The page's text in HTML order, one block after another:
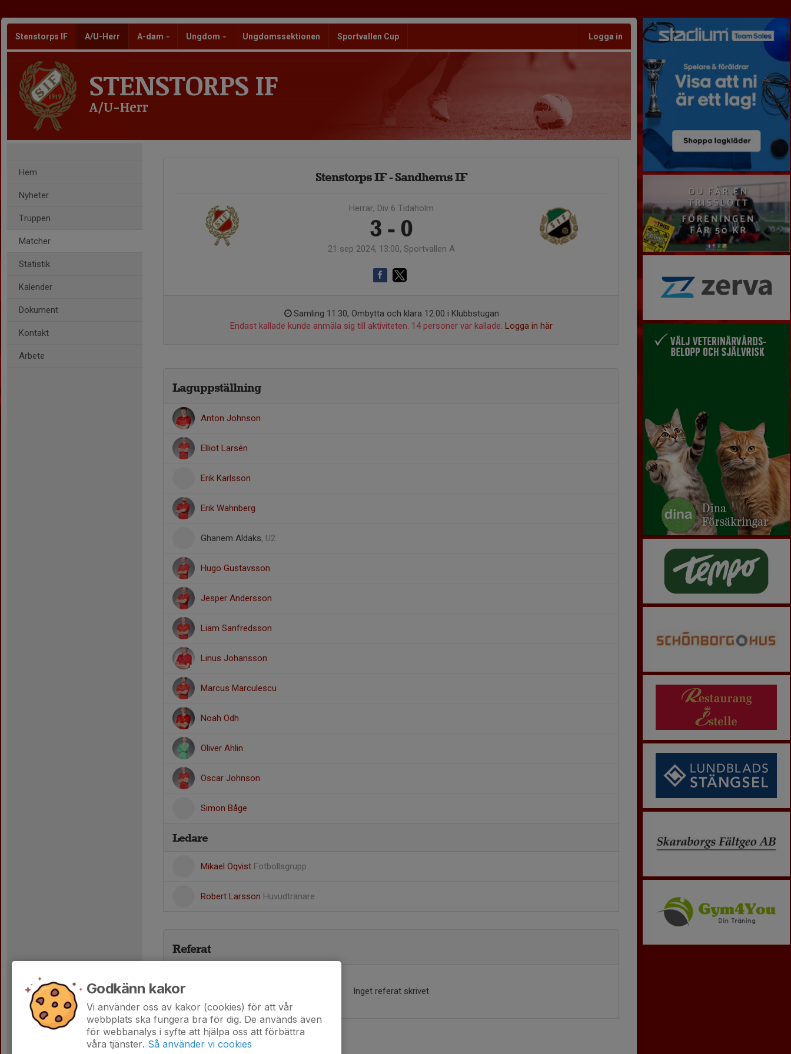
Stenstorps IF A/U-Herr A-dam Ungdom Ungdomssektionen Sportvallen Cup Logga in
STENSTORPS IF
A/U-Herr
Hem
Nyheter
Truppen
Matcher
Statistik
Kalender
Dokument
Kontakt
Arbete
Stenstorps IF - Sandhems IF
Herrar, Div 6 Tidaholm
3 - 0
21 sep 2024, 13:00, Sportvallen A
Samling 11:30, Ombytta och klara 12.00 i Klubbstugan
Endast kallade kunde anmäla sig till aktiviteten. 14 personer var kallade. Logga in här
Laguppställning
Anton Johnson
Elliot Larsén
Erik Karlsson
Erik Wahnberg
Ghanem Aldaks, U2
Hugo Gustavsson
Jesper Andersson
Liam Sanfredsson
Linus Johansson
Marcus Marculescu
Noah Odh
Oliver Ahlin
Oscar Johnson
Simon Båge
Ledare
Mikael Öqvist Fotbollsgrupp
Robert Larsson Huvudtränare
Referat
Inget referat skrivet
Godkänn kakor
Vi använder oss av kakor (cookies) för att vår
webbplats ska fungera bra för dig. De används även
för webbanalys i syfte att hjälpa oss att förbättra
våra tjänster. Så använder vi cookies